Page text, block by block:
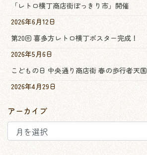
「レトロ横丁商店街ぽっきり市」開催
2026年6月12日
第20回 喜多方レトロ横丁ポスター完成！
2026年5月6日
こどもの日 中央通り商店街 春の歩行者天国
2026年4月29日
アーカイブ